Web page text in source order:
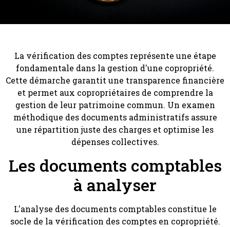
La vérification des comptes représente une étape
fondamentale dans la gestion d'une copropriété.
Cette démarche garantit une transparence financière
et permet aux copropriétaires de comprendre la
gestion de leur patrimoine commun. Un examen
méthodique des documents administratifs assure
une répartition juste des charges et optimise les
dépenses collectives.
Les documents comptables
à analyser
L'analyse des documents comptables constitue le
socle de la vérification des comptes en copropriété.